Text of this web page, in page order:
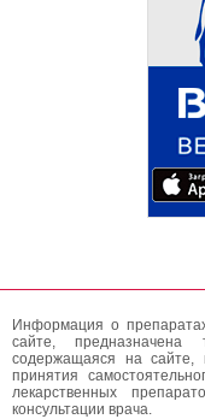
Информация о
сайте, предназначена
содержащаяся на сайте,
принятия
лекарственных
консультации врача.